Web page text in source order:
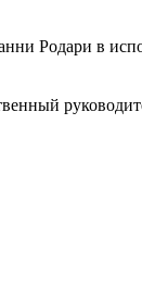
Родари в